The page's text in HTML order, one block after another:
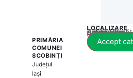
PRIMĂRIA
COMUNEI
SCOBINȚI
Județul
Iași
LOCALIZARE
Acest conținut este blocat până când acceptați categoria corespunzătoare de cookie-uri.
Accept